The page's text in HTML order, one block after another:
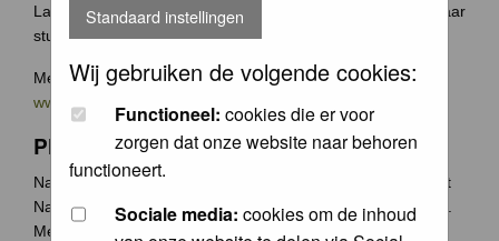
Standaard instellingen
Wij gebruiken de volgende cookies:
Functioneel: cookies die er voor
zorgen dat onze website naar behoren
functioneert.
Sociale media: cookies om de inhoud
Laat je mooiste foto's niet 'verstoffen' op je harde schijf, maar
stuur je foto's in voor de Groene Camera!
Meer weten over deze wedstrijd ga naar
www.groenecamera.nl
Photochallenge
Naast de jaarlijkse Groene Camera wedstrijden organiseert
Natuurfotografie.nl vaak photochallenges met leuke prijzen.
Meer weten? Ga naar